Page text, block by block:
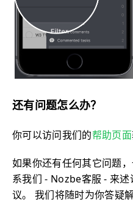
还有问题怎么办？
你可以访问我们的帮助页面
如果你还有任何其它问题
系我们 - Nozbe客服 - 来
议。 我们将随时为你答疑